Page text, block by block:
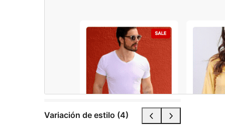
Variación de estilo (4)